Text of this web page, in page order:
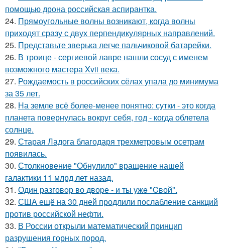
помощью дрона российская аспирантка.
24. Прямоугольные волны возникают, когда волны
приходят сразу с двух перпендикулярных направлений.
25. Представьте зверька легче пальчиковой батарейки.
26. В троице - сергиевой лавре нашли сосуд с именем
возможного мастера Xvii века.
27. Рождаемость в роcсийских cёлах упала до минимума
за 35 лет.
28. На земле всё более-менее понятно: сутки - это когда
планета повернулась вокруг себя, год - когда облетела
солнце.
29. Старая Ладога благодаря трехметровым осетрам
появилась.
30. Столкновение "Обнулило" вращение нашей
галактики 11 млрд лет назад.
31. Один разговoр во двоpе - и ты ужe "Cвой".
32. США ещё на 30 дней продлили послабление санкций
против российской нефти.
33. В России открыли математический принцип
разрушения горных пород.